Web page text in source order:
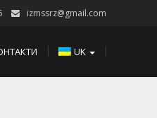
izmssrz@gmail.com
UK